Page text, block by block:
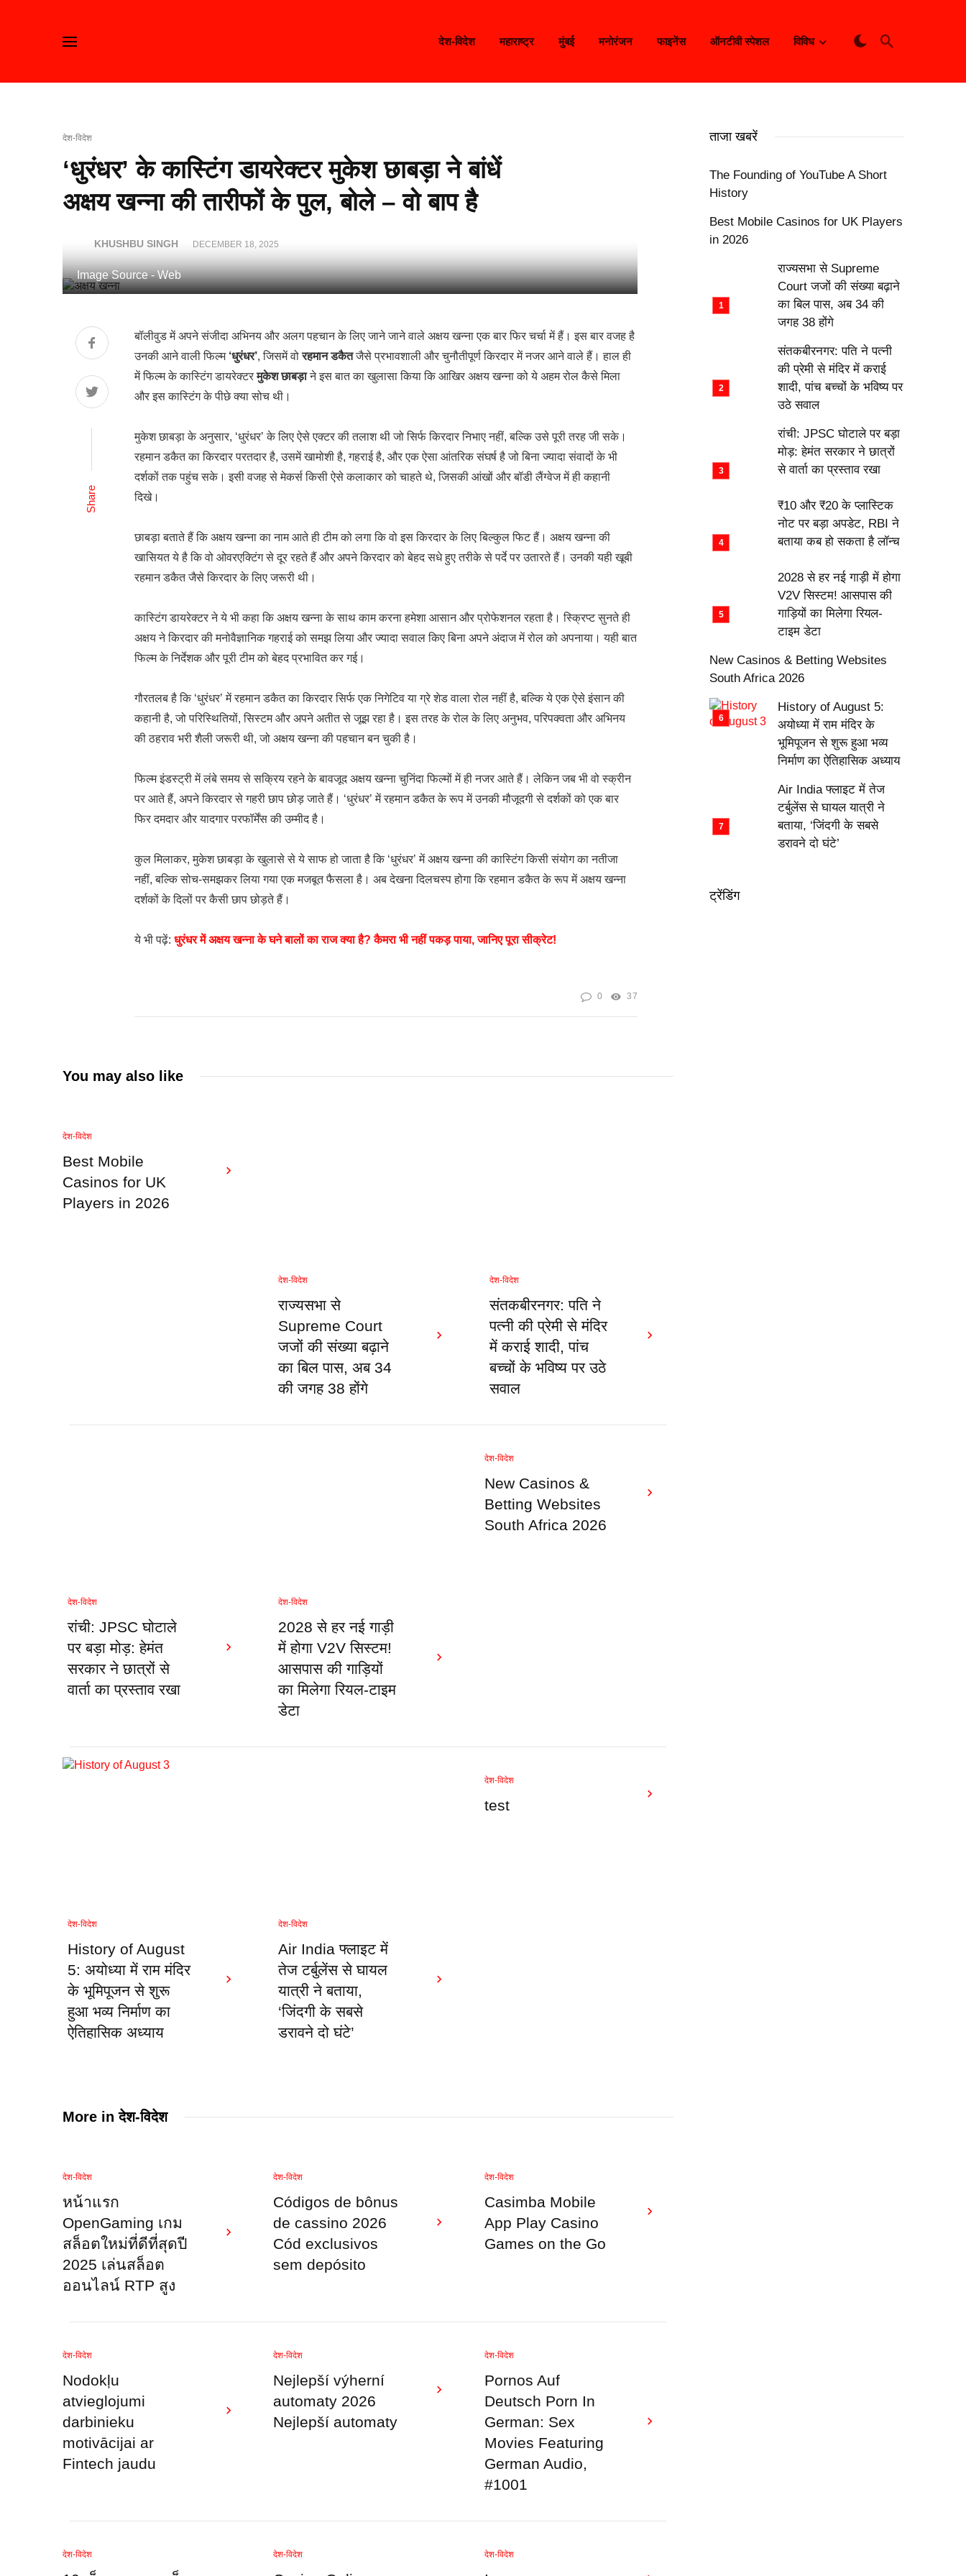
देश-विदेश महाराष्ट्र मुंबई मनोरंजन फाइनेंस ऑनटीवी स्पेशल विविध
देश-विदेश
‘धुरंधर’ के कास्टिंग डायरेक्टर मुकेश छाबड़ा ने बांधें
अक्षय खन्ना की तारीफों के पुल, बोले – वो बाप है
KHUSHBU SINGH DECEMBER 18, 2025
Image Source - Web
Share
बॉलीवुड में अपने संजीदा अभिनय और अलग पहचान के लिए जाने जाने वाले अक्षय खन्ना एक बार फिर चर्चा में हैं। इस बार वजह है
उनकी आने वाली फिल्म ‘धुरंधर’, जिसमें वोरहमान डकैतजैसे प्रभावशाली और चुनौतीपूर्ण किरदार में नजर आने वाले हैं। हाल ही
में फिल्म के कास्टिंग डायरेक्टरमुकेश छाबड़ाने इस बात का खुलासा किया कि आखिर अक्षय खन्ना को ये अहम रोल कैसे मिला
और इस कास्टिंग के पीछे क्या सोच थी।
मुकेश छाबड़ा के अनुसार, ‘धुरंधर’ के लिए ऐसे एक्टर की तलाश थी जो सिर्फ किरदार निभाए नहीं, बल्कि उसे पूरी तरह जी सके।
रहमान डकैत का किरदार परतदार है, उसमें खामोशी है, गहराई है, और एक ऐसा आंतरिक संघर्ष है जो बिना ज्यादा संवादों के भी
दर्शकों तक पहुंच सके। इसी वजह से मेकर्स किसी ऐसे कलाकार को चाहते थे, जिसकी आंखों और बॉडी लैंग्वेज में ही कहानी
दिखे।
छाबड़ा बताते हैं कि अक्षय खन्ना का नाम आते ही टीम को लगा कि वो इस किरदार के लिए बिल्कुल फिट हैं। अक्षय खन्ना की
खासियत ये है कि वो ओवरएक्टिंग से दूर रहते हैं और अपने किरदार को बेहद सधे हुए तरीके से पर्दे पर उतारते हैं। उनकी यही खूबी
रहमान डकैत जैसे किरदार के लिए जरूरी थी।
कास्टिंग डायरेक्टर ने ये भी कहा कि अक्षय खन्ना के साथ काम करना हमेशा आसान और प्रोफेशनल रहता है। स्क्रिप्ट सुनते ही
अक्षय ने किरदार की मनोवैज्ञानिक गहराई को समझ लिया और ज्यादा सवाल किए बिना अपने अंदाज में रोल को अपनाया। यही बात
फिल्म के निर्देशक और पूरी टीम को बेहद प्रभावित कर गई।
गौरतलब है कि ‘धुरंधर’ में रहमान डकैत का किरदार सिर्फ एक निगेटिव या ग्रे शेड वाला रोल नहीं है, बल्कि ये एक ऐसे इंसान की
कहानी है, जो परिस्थितियों, सिस्टम और अपने अतीत से जूझ रहा है। इस तरह के रोल के लिए अनुभव, परिपक्वता और अभिनय
की ठहराव भरी शैली जरूरी थी, जो अक्षय खन्ना की पहचान बन चुकी है।
फिल्म इंडस्ट्री में लंबे समय से सक्रिय रहने के बावजूद अक्षय खन्ना चुनिंदा फिल्मों में ही नजर आते हैं। लेकिन जब भी वो स्क्रीन
पर आते हैं, अपने किरदार से गहरी छाप छोड़ जाते हैं। ‘धुरंधर’ में रहमान डकैत के रूप में उनकी मौजूदगी से दर्शकों को एक बार
फिर दमदार और यादगार परफॉर्मेंस की उम्मीद है।
कुल मिलाकर, मुकेश छाबड़ा के खुलासे से ये साफ हो जाता है कि ‘धुरंधर’ में अक्षय खन्ना की कास्टिंग किसी संयोग का नतीजा
नहीं, बल्कि सोच-समझकर लिया गया एक मजबूत फैसला है। अब देखना दिलचस्प होगा कि रहमान डकैत के रूप में अक्षय खन्ना
दर्शकों के दिलों पर कैसी छाप छोड़ते हैं।
ये भी पढ़ें: धुरंधर में अक्षय खन्ना के घने बालों का राज क्या है? कैमरा भी नहीं पकड़ पाया, जानिए पूरा सीक्रेट!
0 37
You may also like
देश-विदेश
Best Mobile
Casinos for UK
Players in 2026
देश-विदेश
राज्यसभा से
Supreme Court
जजों की संख्या बढ़ाने
का बिल पास, अब 34
की जगह 38 होंगे
देश-विदेश
संतकबीरनगर: पति ने
पत्नी की प्रेमी से मंदिर
में कराई शादी, पांच
बच्चों के भविष्य पर उठे
सवाल
देश-विदेश
रांची: JPSC घोटाले
पर बड़ा मोड़: हेमंत
सरकार ने छात्रों से
वार्ता का प्रस्ताव रखा
देश-विदेश
2028 से हर नई गाड़ी
में होगा V2V सिस्टम!
आसपास की गाड़ियों
का मिलेगा रियल-टाइम
डेटा
देश-विदेश
New Casinos &
Betting Websites
South Africa 2026
देश-विदेश
History of August
5: अयोध्या में राम मंदिर
के भूमिपूजन से शुरू
हुआ भव्य निर्माण का
ऐतिहासिक अध्याय
देश-विदेश
Air India फ्लाइट में
तेज टर्बुलेंस से घायल
यात्री ने बताया,
‘जिंदगी के सबसे
डरावने दो घंटे’
देश-विदेश
test
More inदेश-विदेश
देश-विदेश
หน้าแรก
OpenGaming เกม
สล็อตใหม่ที่ดีที่สุดปี
2025 เล่นสล็อต
ออนไลน์ RTP สูง
देश-विदेश
Códigos de bônus
de cassino 2026
Cód exclusivos
sem depósito
देश-विदेश
Casimba Mobile
App Play Casino
Games on the Go
देश-विदेश
Nodokļu
atvieglojumi
darbinieku
motivācijai ar
Fintech jaudu
देश-विदेश
Nejlepší výherní
automaty 2026
Nejlepší automaty
देश-विदेश
Pornos Auf
Deutsch Porn In
German: Sex
Movies Featuring
German Audio,
#1001
देश-विदेश देश-विदेश देश-विदेश
ताजा खबरें
The Founding of YouTube A Short
History
Best Mobile Casinos for UK Players
in 2026
राज्यसभा से Supreme
Court जजों की संख्या बढ़ाने
का बिल पास, अब 34 की
जगह 38 होंगे
संतकबीरनगर: पति ने पत्नी
की प्रेमी से मंदिर में कराई
शादी, पांच बच्चों के भविष्य पर
उठे सवाल
रांची: JPSC घोटाले पर बड़ा
मोड़: हेमंत सरकार ने छात्रों
से वार्ता का प्रस्ताव रखा
₹10 और ₹20 के प्लास्टिक
नोट पर बड़ा अपडेट, RBI ने
बताया कब हो सकता है लॉन्च
2028 से हर नई गाड़ी में होगा
V2V सिस्टम! आसपास की
गाड़ियों का मिलेगा रियल-
टाइम डेटा
New Casinos & Betting Websites
South Africa 2026
History of August 5:
अयोध्या में राम मंदिर के
भूमिपूजन से शुरू हुआ भव्य
निर्माण का ऐतिहासिक अध्याय
Air India फ्लाइट में तेज
टर्बुलेंस से घायल यात्री ने
बताया, ‘जिंदगी के सबसे
डरावने दो घंटे’
ट्रेंडिंग